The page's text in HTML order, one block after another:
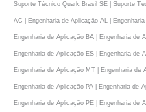
Suporte Técnico Quark Brasil SE | Suporte
AC | Engenharia de Aplicaçāo AL |
Engenharia de Aplicaçāo BA | Engenharia de
Engenharia de Aplicaçāo ES | Engenharia de
Engenharia de Aplicaçāo MT | Engenharia de
Engenharia de Aplicaçāo PA | Engenharia de
Engenharia de Aplicaçāo PE | Engenharia de